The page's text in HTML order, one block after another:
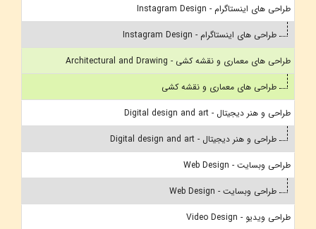
طراحی های اینستاگرام - Instagram Design
طراحی های اینستاگرام - Instagram Design
طراحی های معماری و نقشه کشی - Architectural and Drawing
طراحی های معماری و نقشه کشی
طراحی و هنر دیجیتال - Digital design and art
طراحی و هنر دیجیتال - Digital design and art
طراحی وبسایت - Web Design
طراحی وبسایت - Web Design
طراحی ویدیو - Video Design